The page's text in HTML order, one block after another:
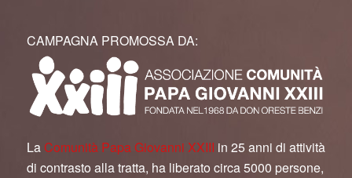
CAMPAGNA PROMOSSA DA:
La Comunità Papa Giovanni XXIII in 25 anni di attività
di contrasto alla tratta, ha liberato circa 5000 persone,